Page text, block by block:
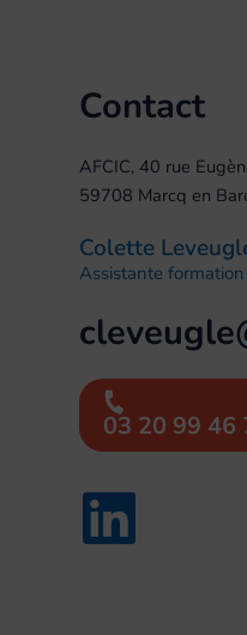
Contact
AFCIC, 40 rue
59708 Marcq en
Colette
Assistante formation
03 20 99 46